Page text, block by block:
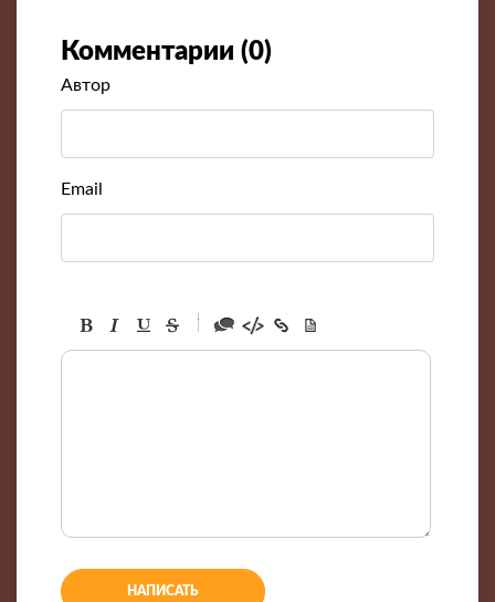
Комментарии (0)
Автор
Email
-
-